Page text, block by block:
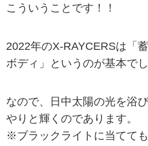
こういうことです！！
2022年のX-RAYCERSは「
ボディ」というのが基本でし
なので、日中太陽の光を浴
やりと輝くのであります。
※ブラックライトに当てても